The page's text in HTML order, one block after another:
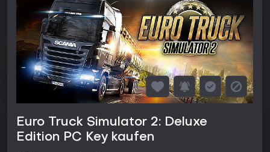
Euro Truck Simulator 2: Deluxe
Edition PC Key kaufen